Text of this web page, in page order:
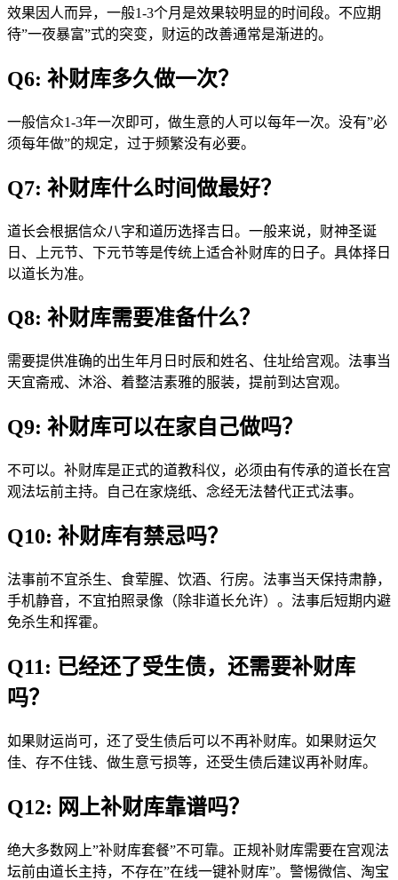
效果因人而异，一般1-3个月是效果较明显的时间段。不应期
待”一夜暴富”式的突变，财运的改善通常是渐进的。
Q6: 补财库多久做一次？
一般信众1-3年一次即可，做生意的人可以每年一次。没有”必
须每年做”的规定，过于频繁没有必要。
Q7: 补财库什么时间做最好？
道长会根据信众八字和道历选择吉日。一般来说，财神圣诞
日、上元节、下元节等是传统上适合补财库的日子。具体择日
以道长为准。
Q8: 补财库需要准备什么？
需要提供准确的出生年月日时辰和姓名、住址给宫观。法事当
天宜斋戒、沐浴、着整洁素雅的服装，提前到达宫观。
Q9: 补财库可以在家自己做吗？
不可以。补财库是正式的道教科仪，必须由有传承的道长在宫
观法坛前主持。自己在家烧纸、念经无法替代正式法事。
Q10: 补财库有禁忌吗？
法事前不宜杀生、食荤腥、饮酒、行房。法事当天保持肃静，
手机静音，不宜拍照录像（除非道长允许）。法事后短期内避
免杀生和挥霍。
Q11: 已经还了受生债，还需要补财库
吗？
如果财运尚可，还了受生债后可以不再补财库。如果财运欠
佳、存不住钱、做生意亏损等，还受生债后建议再补财库。
Q12: 网上补财库靠谱吗？
绝大多数网上”补财库套餐”不可靠。正规补财库需要在宫观法
坛前由道长主持，不存在”在线一键补财库”。警惕微信、淘宝